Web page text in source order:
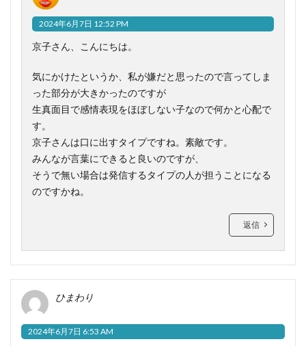
2024年6月7日 12:52 PM
京子さん、こんにちは。
気にかけたというか、私が嫌だと思ったので言ってしま
った部分が大きかったのですが
生真面目で感情表現をほぼしない子なので何かと心配で
す。
京子さんは口に出すタイプですね。素敵です。
みんなが言葉にできると良いのですが、
そうで無い場合は発信するタイプの人が担うことになる
のですかね。
返信
ひまわり
2024年6月7日 6:53 AM